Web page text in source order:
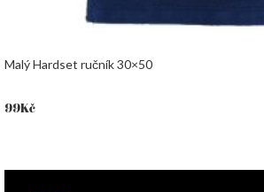
Malý Hardset ručník 30×50
99Kč